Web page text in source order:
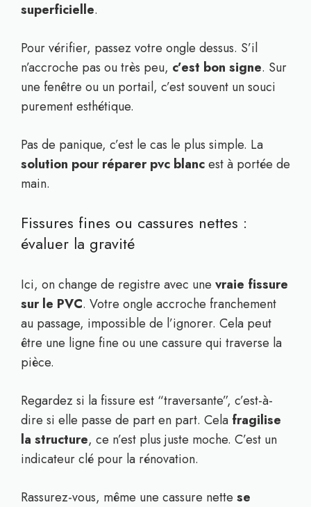
superficielle.
Pour vérifier, passez votre ongle dessus. S’il
n’accroche pas ou très peu, c’est bon signe. Sur
une fenêtre ou un portail, c’est souvent un souci
purement esthétique.
Pas de panique, c’est le cas le plus simple. La
solution pour réparer pvc blancest à portée de
main.
Fissures fines ou cassures nettes :
évaluer la gravité
Ici, on change de registre avec une vraie fissure
sur le PVC. Votre ongle accroche franchement
au passage, impossible de l’ignorer. Cela peut
être une ligne fine ou une cassure qui traverse la
pièce.
Regardez si la fissure est “traversante”, c’est-à-
dire si elle passe de part en part. Cela fragilise
la structure, ce n’est plus juste moche. C’est un
indicateur clé pour la rénovation.
Rassurez-vous, même une cassure nette se